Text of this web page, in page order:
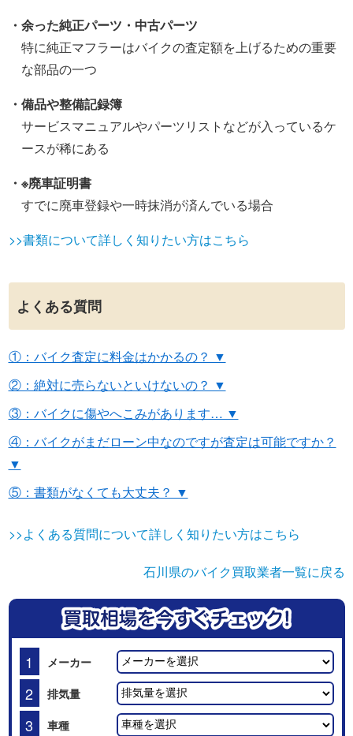
・余った純正パーツ・中古パーツ
特に純正マフラーはバイクの査定額を上げるための重要
な部品の一つ
・備品や整備記録簿
サービスマニュアルやパーツリストなどが入っているケ
ースが稀にある
・※廃車証明書
すでに廃車登録や一時抹消が済んでいる場合
>>書類について詳しく知りたい方はこちら
よくある質問
①：バイク査定に料金はかかるの？ ▼
②：絶対に売らないといけないの？ ▼
③：バイクに傷やへこみがあります… ▼
④：バイクがまだローン中なのですが査定は可能ですか？
▼
⑤：書類がなくても大丈夫？ ▼
>>よくある質問について詳しく知りたい方はこちら
石川県のバイク買取業者一覧に戻る
1 メーカー
2 排気量
3 車種